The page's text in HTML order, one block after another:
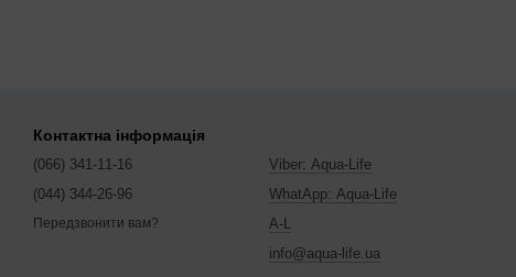
Контактна інформація
(066) 341-11-16
(044) 344-26-96
Передзвонити вам?
Viber: Aqua-Life
WhatApp: Aqua-Life
A-L
info@aqua-life.ua